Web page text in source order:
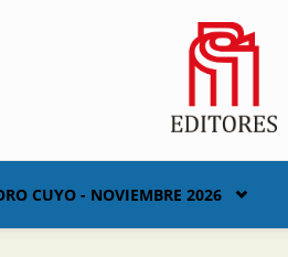
CUYO - NOVIEMBRE 2026